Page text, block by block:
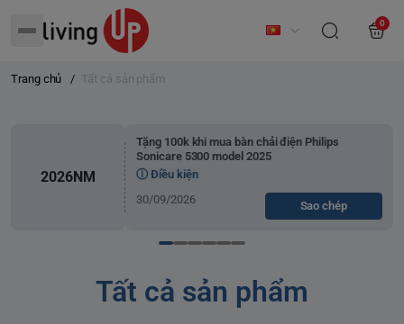
0
Trang chủ / Tất cả sản phẩm
2026NM
Tặng 100k khi mua bàn chải điện Philips
Sonicare 5300 model 2025
ⓘ Điều kiện
30/09/2026
Sao chép
Tất cả sản phẩm